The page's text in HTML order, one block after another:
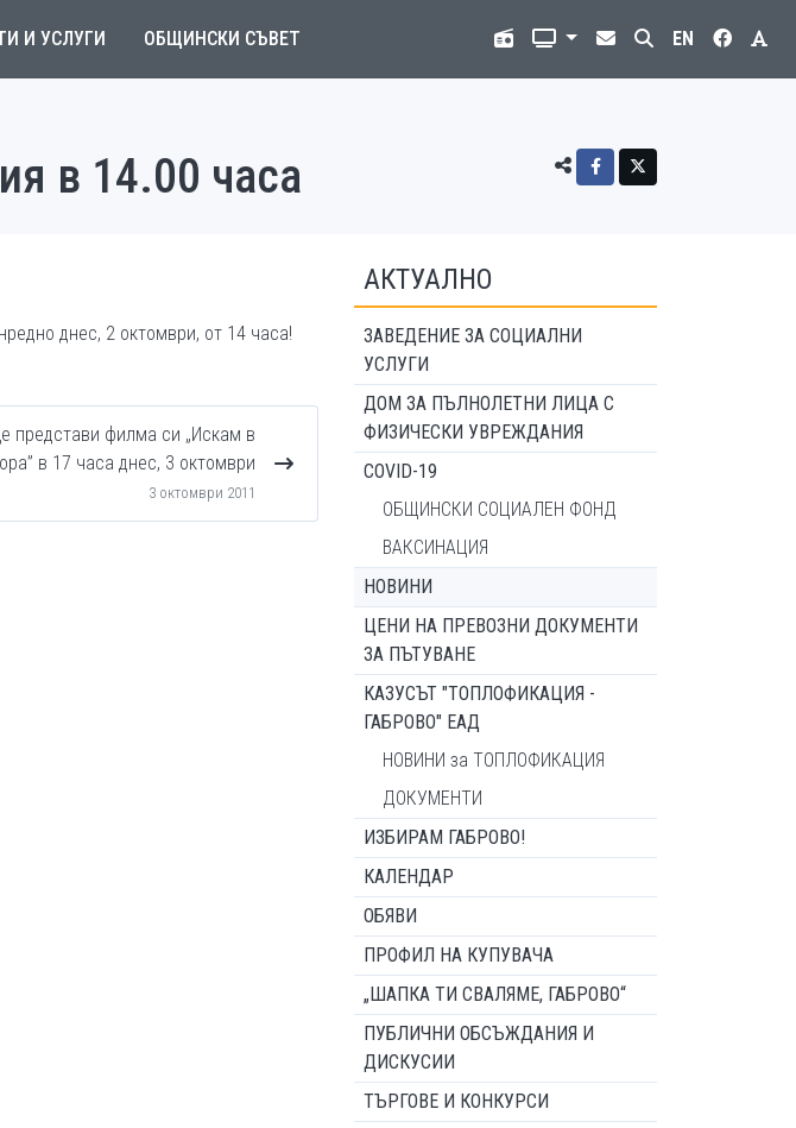
И УСЛУГИ ОБЩИНСКИ СЪВЕТ EN
в 14.00 часа
днес, 2 октомври, от 14 часа!
представи филма си „Искам в
в 17 часа днес, 3 октомври
3 октомври 2011
АКТУАЛНО
ЗАВЕДЕНИЕ ЗА СОЦИАЛНИ
УСЛУГИ
ДОМ ЗА ПЪЛНОЛЕТНИ ЛИЦА С
ФИЗИЧЕСКИ УВРЕЖДАНИЯ
COVID-19
ОБЩИНСКИ СОЦИАЛЕН ФОНД
ВАКСИНАЦИЯ
НОВИНИ
ЦЕНИ НА ПРЕВОЗНИ ДОКУМЕНТИ
ЗА ПЪТУВАНЕ
КАЗУСЪТ "ТОПЛОФИКАЦИЯ -
ГАБРОВО" ЕАД
НОВИНИ за ТОПЛОФИКАЦИЯ
ДОКУМЕНТИ
ИЗБИРАМ ГАБРОВО!
КАЛЕНДАР
ОБЯВИ
ПРОФИЛ НА КУПУВАЧА
„ШАПКА ТИ СВАЛЯМЕ, ГАБРОВО“
ПУБЛИЧНИ ОБСЪЖДАНИЯ И
ДИСКУСИИ
ТЪРГОВЕ И КОНКУРСИ